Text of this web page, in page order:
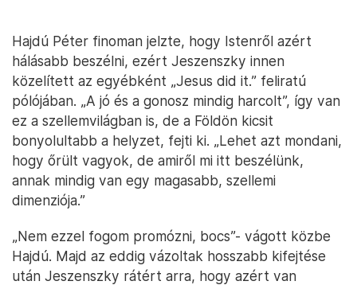
Hajdú Péter finoman jelzte, hogy Istenről azért
hálásabb beszélni, ezért Jeszenszky innen
közelített az egyébként „Jesus did it.” feliratú
pólójában. „A jó és a gonosz mindig harcolt”, így van
ez a szellemvilágban is, de a Földön kicsit
bonyolultabb a helyzet, fejti ki. „Lehet azt mondani,
hogy őrült vagyok, de amiről mi itt beszélünk,
annak mindig van egy magasabb, szellemi
dimenziója.”
„Nem ezzel fogom promózni, bocs”- vágott közbe
Hajdú. Majd az eddig vázoltak hosszabb kifejtése
után Jeszenszky rátért arra, hogy azért van